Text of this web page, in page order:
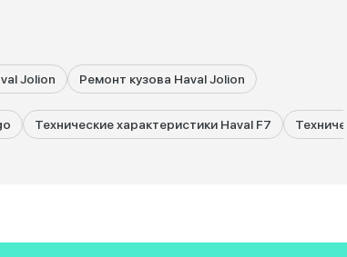
Jolion Ремонт кузова Haval Jolion
Технические характеристики Haval F7